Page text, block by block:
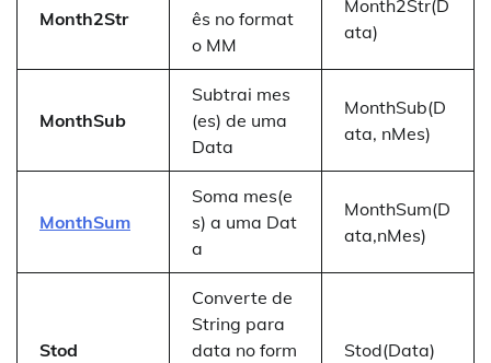
Month2Str
ês no format
o MM
Month2Str(D
ata)
MonthSub
Subtrai mes
(es) de uma
Data
MonthSub(D
ata, nMes)
MonthSum
Soma mes(e
s) a uma Dat
a
MonthSum(D
ata,nMes)
Stod
Converte de
String para
data no form
Stod(Data)